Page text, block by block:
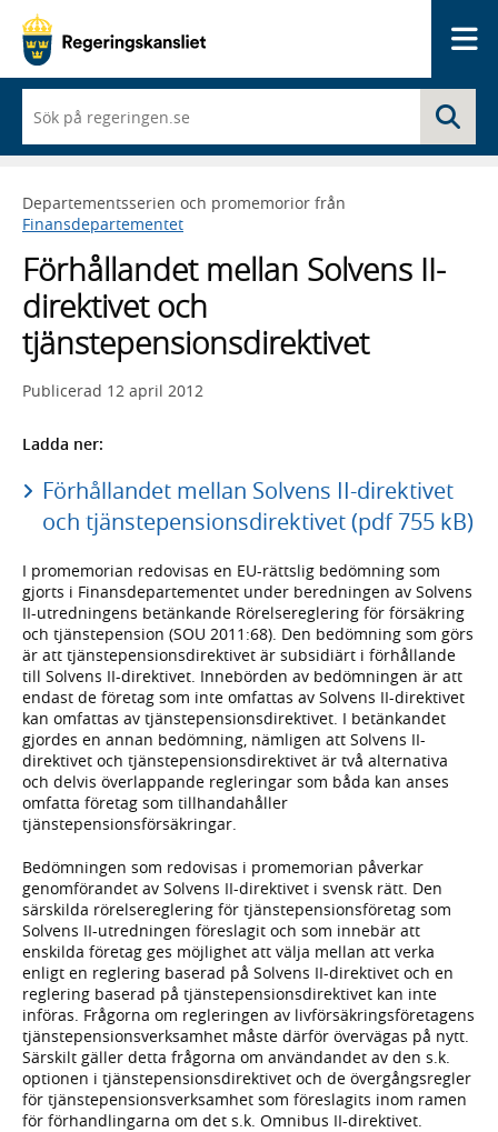
du
börjar
skriva
framträder
en
med
sökförslag
Departementsserien och promemorior från
Finansdepartementet
Förhållandet mellan Solvens II-
direktivet och
tjänstepensionsdirektivet
Publicerad 12 april 2012
Ladda ner:
Förhållandet mellan Solvens II-direktivet
och tjänstepensionsdirektivet (pdf 755 kB)
I promemorian redovisas en EU-rättslig bedömning som
gjorts i Finansdepartementet under beredningen av Solvens
II-utredningens betänkande Rörelsereglering för försäkring
och tjänstepension (SOU 2011:68). Den bedömning som görs
är att tjänstepensionsdirektivet är subsidiärt i förhållande
till Solvens II-direktivet. Innebörden av bedömningen är att
endast de företag som inte omfattas av Solvens II-direktivet
kan omfattas av tjänstepensionsdirektivet. I betänkandet
gjordes en annan bedömning, nämligen att Solvens II-
direktivet och tjänstepensionsdirektivet är två alternativa
och delvis överlappande regleringar som båda kan anses
omfatta företag som tillhandahåller
tjänstepensionsförsäkringar.
Bedömningen som redovisas i promemorian påverkar
genomförandet av Solvens II-direktivet i svensk rätt. Den
särskilda rörelsereglering för tjänstepensionsföretag som
Solvens II-utredningen föreslagit och som innebär att
enskilda företag ges möjlighet att välja mellan att verka
enligt en reglering baserad på Solvens II-direktivet och en
reglering baserad på tjänstepensionsdirektivet kan inte
införas. Frågorna om regleringen av livförsäkringsföretagens
tjänstepensionsverksamhet måste därför övervägas på nytt.
Särskilt gäller detta frågorna om användandet av den s.k.
optionen i tjänstepensionsdirektivet och de övergångsregler
för tjänstepensionsverksamhet som föreslagits inom ramen
för förhandlingarna om det s.k. Omnibus II-direktivet.